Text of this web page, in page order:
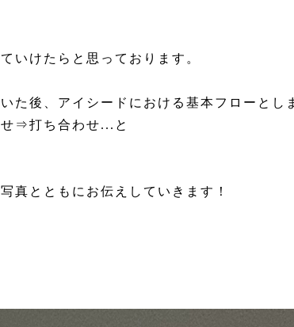
いけたらと思っております。
た後、アイシードにおける基本フローとし
⇒打ち合わせ...と
真とともにお伝えしていきます！